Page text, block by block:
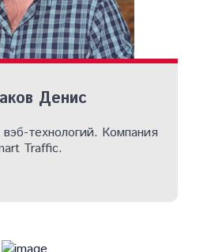
Денис
технологий. Компания
Traffic.